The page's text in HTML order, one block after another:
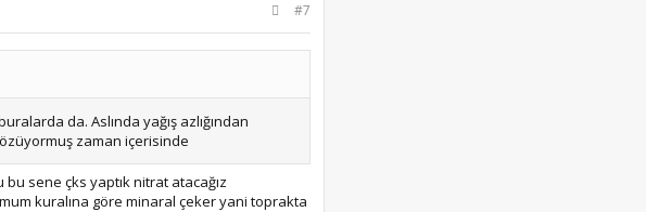
#7
da. Aslında yağış azlığından
zaman içerisinde
sene çks yaptık nitrat atacağız
kuralına göre minaral çeker yani toprakta